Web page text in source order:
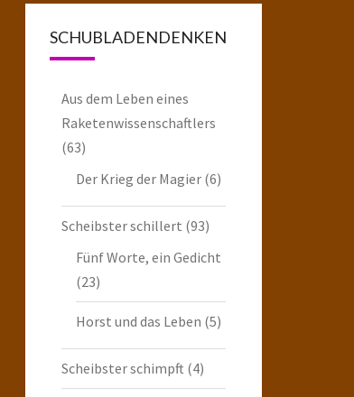
SCHUBLADENDENKEN
Aus dem Leben eines
Raketenwissenschaftlers
(63)
Der Krieg der Magier(6)
Scheibster schillert (93)
Fünf Worte, ein Gedicht
(23)
Horst und das Leben (5)
Scheibster schimpft (4)